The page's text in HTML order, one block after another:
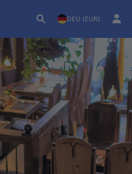
DEU (EUR)